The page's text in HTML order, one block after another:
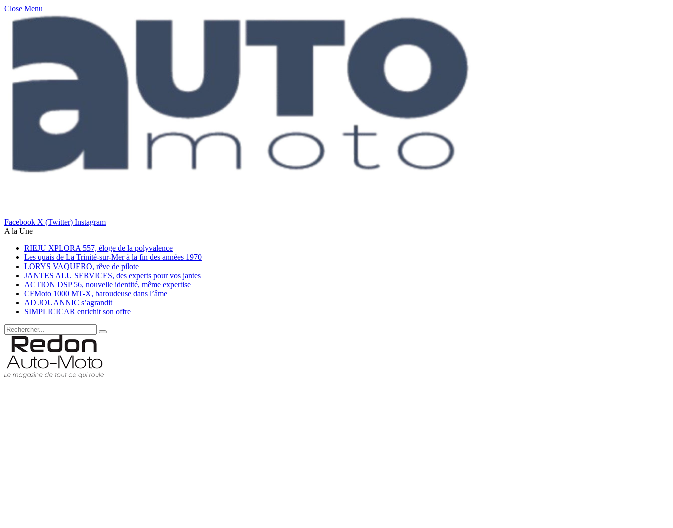
Close Menu
Facebook X (Twitter) Instagram
A la Une
RIEJU XPLORA 557, éloge de la polyvalence
Les quais de La Trinité-sur-Mer à la fin des années 1970
LORYS VAQUERO, rêve de pilote
JANTES ALU SERVICES, des experts pour vos jantes
ACTION DSP 56, nouvelle identité, même expertise
CFMoto 1000 MT-X, baroudeuse dans l’âme
AD JOUANNIC s’agrandit
SIMPLICICAR enrichit son offre